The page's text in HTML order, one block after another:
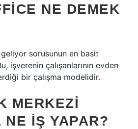
NE DEMEK
sorusunun en basit
işverenin çalışanlarının evden
bir çalışma modelidir.
MERKEZI
NE IŞ YAPAR?